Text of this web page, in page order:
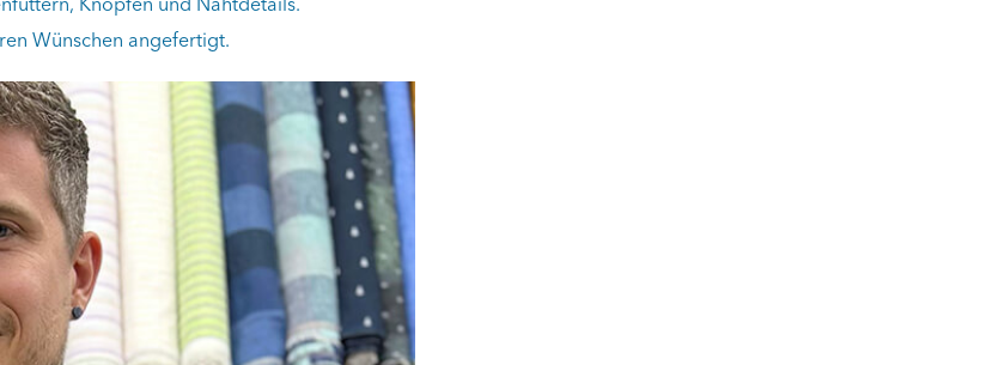
Wünschen angefertigt.